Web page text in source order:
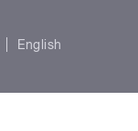
English